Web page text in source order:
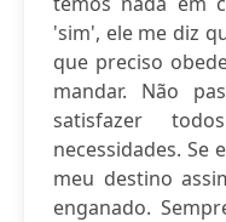
'sim', ele me diz
que preciso
mandar. Não
satisfazer
necessidades. Se
meu destino
enganado.